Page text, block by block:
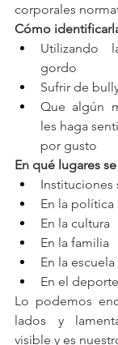
corporales
Cómo
Utilizando
gordo
Sufrir de
Que algún
les haga
por gusto
En qué lugares
Instituciones
En la política
En la cultura
En la familia
En la escuela
En el deporte
Lo podemos
lados y
visible y es